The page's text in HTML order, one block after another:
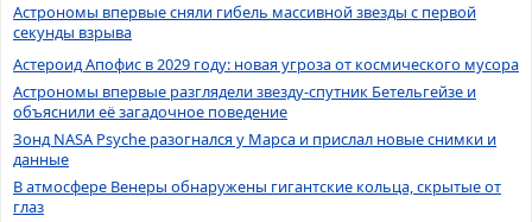
Астрономы впервые сняли гибель массивной звезды с первой
секунды взрыва
Астероид Апофис в 2029 году: новая угроза от космического мусора
Астрономы впервые разглядели звезду-спутник Бетельгейзе и
объяснили её загадочное поведение
Зонд NASA Psyche разогнался у Марса и прислал новые снимки и
данные
В атмосфере Венеры обнаружены гигантские кольца, скрытые от
глаз